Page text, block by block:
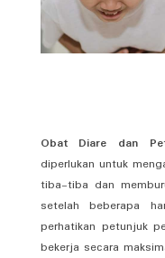
Obat Diare dan
diperlukan untuk
tiba-tiba dan
setelah beberapa
perhatikan petunjuk
bekerja secara